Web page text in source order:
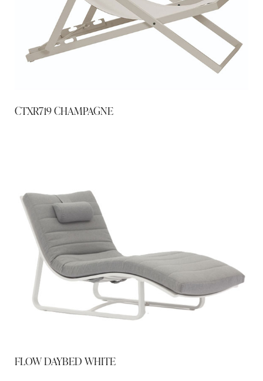
CTXR719 CHAMPAGNE
FLOW DAYBED WHITE